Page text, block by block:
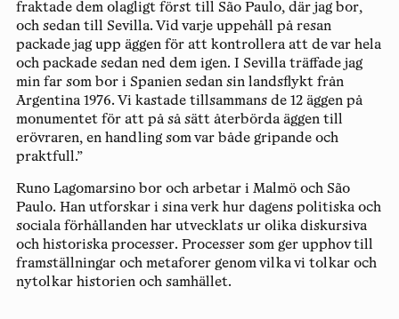
fraktade dem olagligt först till São Paulo, där jag bor,
och sedan till Sevilla. Vid varje uppehåll på resan
packade jag upp äggen för att kontrollera att de var hela
och packade sedan ned dem igen. I Sevilla träffade jag
min far som bor i Spanien sedan sin landsflykt från
Argentina 1976. Vi kastade tillsammans de 12 äggen på
monumentet för att på så sätt återbörda äggen till
erövraren, en handling som var både gripande och
praktfull.”
Runo Lagomarsinobor och arbetar i Malmö och São
Paulo. Han utforskar i sina verk hur dagens politiska och
sociala förhållanden har utvecklats ur olika diskursiva
och historiska processer. Processer som ger upphov till
framställningar och metaforer genom vilka vi tolkar och
nytolkar historien och samhället.